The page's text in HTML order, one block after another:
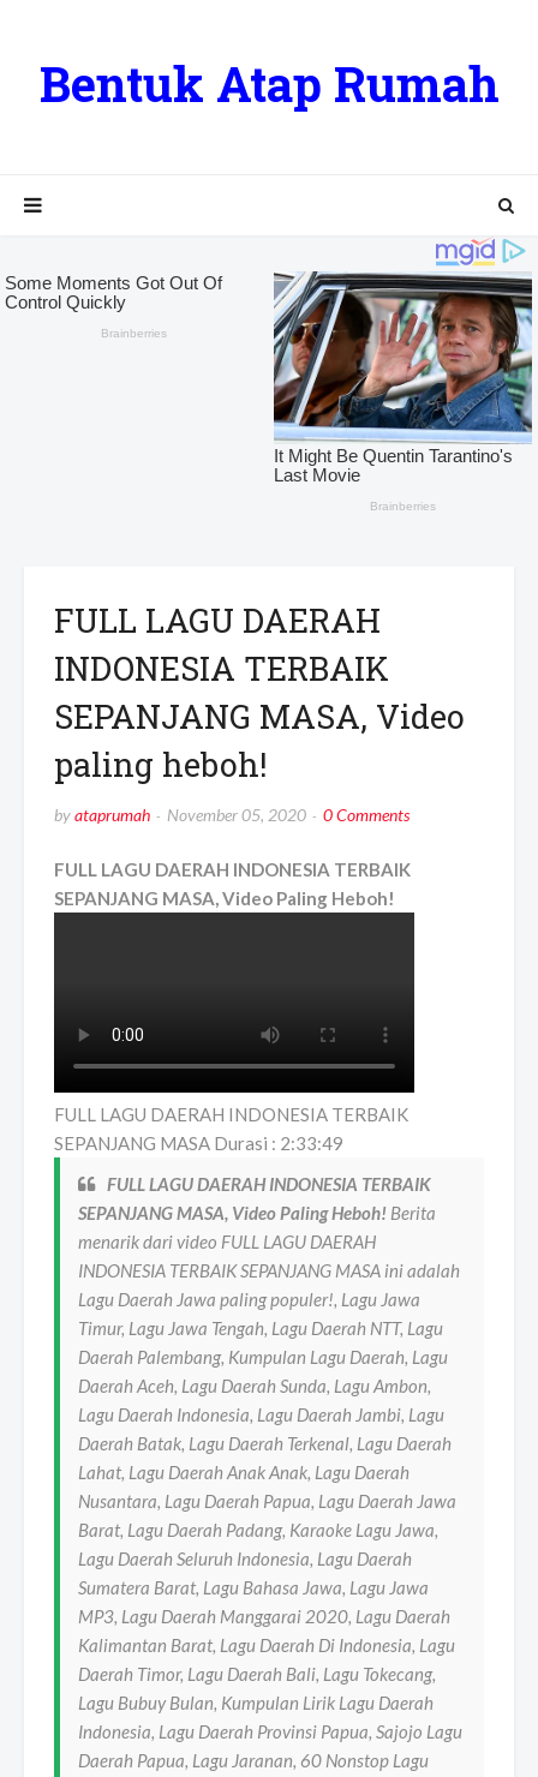
Bentuk Atap Rumah
FULL LAGU DAERAH
INDONESIA TERBAIK
SEPANJANG MASA, Video
paling heboh!
byataprumah November 05, 2020 0 Comments
FULL LAGU DAERAH INDONESIA TERBAIK
SEPANJANG MASA, Video Paling Heboh!
FULL LAGU DAERAH INDONESIA TERBAIK
SEPANJANG MASA Durasi : 2:33:49
FULL LAGU DAERAH INDONESIA TERBAIK
SEPANJANG MASA, Video Paling Heboh! Berita
menarik dari video FULL LAGU DAERAH
INDONESIA TERBAIK SEPANJANG MASA ini adalah
Lagu Daerah Jawa paling populer!, Lagu Jawa
Timur, Lagu Jawa Tengah, Lagu Daerah NTT, Lagu
Daerah Palembang, Kumpulan Lagu Daerah, Lagu
Daerah Aceh, Lagu Daerah Sunda, Lagu Ambon,
Lagu Daerah Indonesia, Lagu Daerah Jambi, Lagu
Daerah Batak, Lagu Daerah Terkenal, Lagu Daerah
Lahat, Lagu Daerah Anak Anak, Lagu Daerah
Nusantara, Lagu Daerah Papua, Lagu Daerah Jawa
Barat, Lagu Daerah Padang, Karaoke Lagu Jawa,
Lagu Daerah Seluruh Indonesia, Lagu Daerah
Sumatera Barat, Lagu Bahasa Jawa, Lagu Jawa
MP3, Lagu Daerah Manggarai 2020, Lagu Daerah
Kalimantan Barat, Lagu Daerah Di Indonesia, Lagu
Daerah Timor, Lagu Daerah Bali, Lagu Tokecang,
Lagu Bubuy Bulan, Kumpulan Lirik Lagu Daerah
Indonesia, Lagu Daerah Provinsi Papua, Sajojo Lagu
Daerah Papua, Lagu Jaranan, 60 Nonstop Lagu